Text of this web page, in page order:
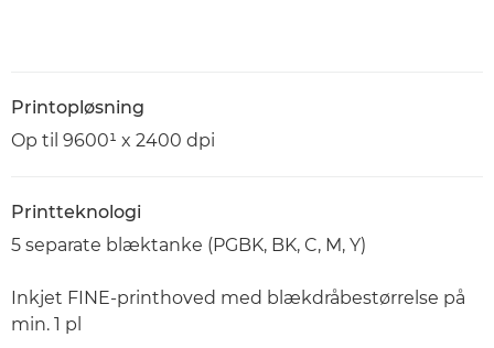
Printopløsning
Op til 9600¹ x 2400 dpi
Printteknologi
5 separate blæktanke (PGBK, BK, C, M, Y)
Inkjet FINE-printhoved med blækdråbestørrelse på
min. 1 pl